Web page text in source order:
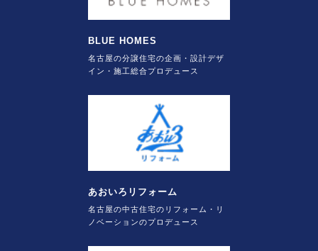
BLUE HOMES
名古屋の分譲住宅の企画・設計デザ
イン・施工総合プロデュース
あおいろリフォーム
名古屋の中古住宅のリフォーム・リ
ノベーションのプロデュース